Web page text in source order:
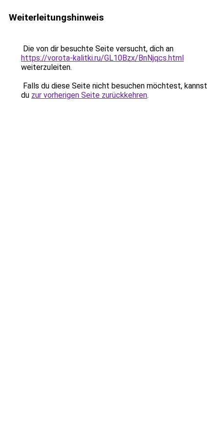
Weiterleitungshinweis
Die von dir besuchte Seite versucht, dich an
https://vorota-kalitki.ru/GL10Bzx/BnNjqcs.html
weiterzuleiten.
Falls du diese Seite nicht besuchen möchtest, kannst
du zur vorherigen Seite zurückkehren.